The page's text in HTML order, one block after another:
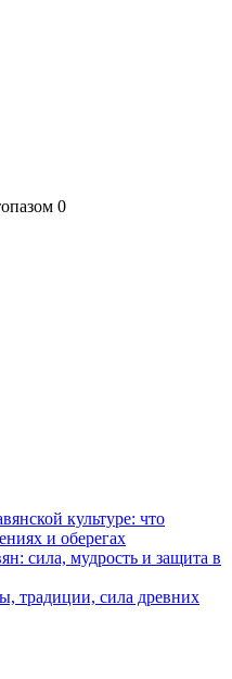
0
культуре: что
и оберегах
сила, мудрость и защита в
традиции, сила древних